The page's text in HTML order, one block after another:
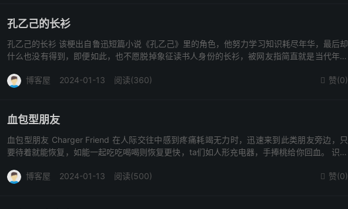
孔乙己的长衫
孔乙己的长衫 该梗出自鲁迅短篇小说《孔乙己》里的角色，他努力学习知识耗尽年华，最后却
什么也没有得到，即便如此，也不愿脱掉象征读书人身份的长衫，被网友指简直就是当代年轻
 赞(0)
博客屋 2024-01-13 阅读(360)
血包型朋友
血包型朋友 Charger Friend 在人际交往中感到疼痛耗竭无力时，迅速来到此类朋友旁边，只
要待着就能恢复，如能一起吃吃喝喝则恢复更快，ta们如人形充电器，手捧桃给你回血。 识别
 赞(0)
博客屋 2024-01-13 阅读(500)